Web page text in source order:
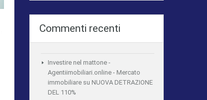
Commenti recenti
Investire nel mattone -
Agentiimobiliari.online - Mercato
immobiliare su NUOVA DETRAZIONE
DEL 110%